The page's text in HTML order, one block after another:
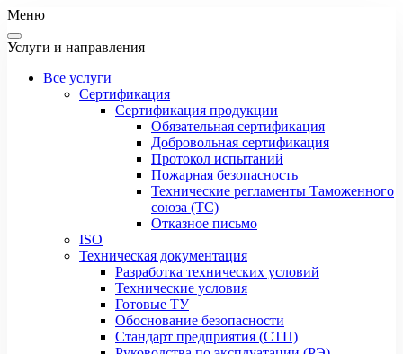
Меню
Услуги и направления
Все услуги
Сертификация
Сертификация продукции
Обязательная сертификация
Добровольная сертификация
Протокол испытаний
Пожарная безопасность
Технические регламенты Таможенного
союза (ТС)
Отказное письмо
ISO
Техническая документация
Разработка технических условий
Технические условия
Готовые ТУ
Обоснование безопасности
Стандарт предприятия (СТП)